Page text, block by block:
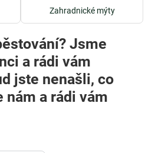
Zahradnické mýty
Jsme
a rádi vám
jste nenašli, co
nám a rádi vám